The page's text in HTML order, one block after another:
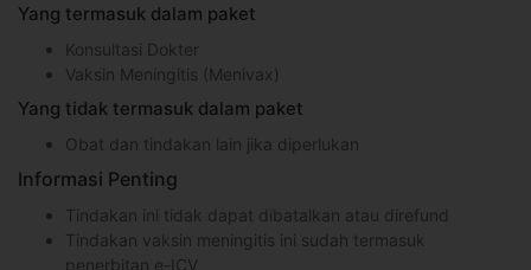
Yang termasuk dalam paket
Konsultasi Dokter
Vaksin Meningitis (Menivax)
Yang tidak termasuk dalam paket
Obat dan tindakan lain jika diperlukan
Informasi Penting
Tindakan ini tidak dapat dibatalkan atau direfund
Tindakan vaksin meningitis ini sudah termasuk
penerbitan e-ICV